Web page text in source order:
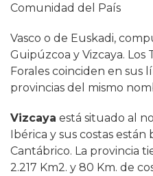
Comunidad del País
Vasco o de Euskadi,
Guipúzcoa y Vizcaya. Los
Forales coinciden en sus
provincias del mismo
Vizcaya está situado al
Ibérica y sus costas están
Cantábrico. La provincia
2.217 Km2. y 80 Km. de